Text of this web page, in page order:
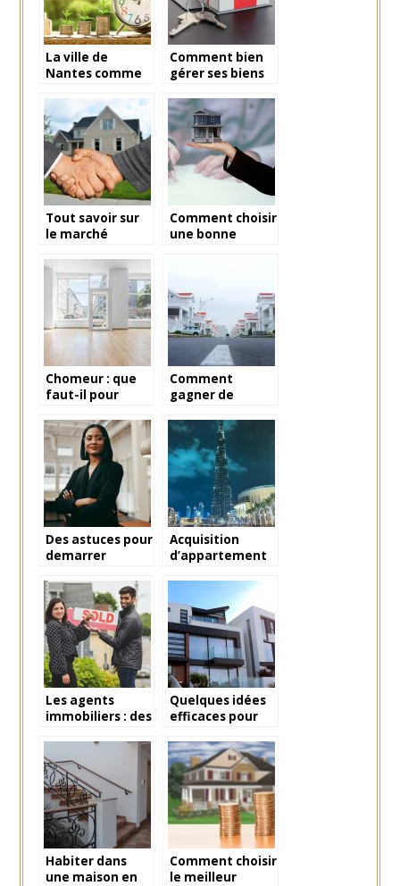
La ville de
Nantes comme
d’investissement
immobilier
Comment bien
gérer ses biens
location?
Tout savoir sur
le marché
Alpilles
Comment choisir
une bonne
Chomeur : que
faut-il pour
Comment
gagner de
l’immobilier en
investissement
indirect ?
Des astuces pour
demarrer
dans le domaine
de
l’entrepreneuriat
Acquisition
d’appartement
avantages et
astuces
Les agents
immobiliers : des
premier choix
pour réussir une
vente
Quelques idées
efficaces pour
immobilier
Habiter dans
une maison en
Comment choisir
le meilleur